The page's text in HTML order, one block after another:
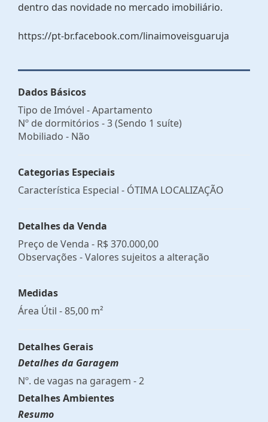
dentro das novidade no mercado imobiliário.
https://pt-br.facebook.com/linaimoveisguaruja
Dados Básicos
Tipo de Imóvel - Apartamento
Nº de dormitórios - 3 (Sendo 1 suíte)
Mobiliado - Não
Categorias Especiais
Característica Especial - ÓTIMA LOCALIZAÇÃO
Detalhes da Venda
Preço de Venda - R$ 370.000,00
Observações - Valores sujeitos a alteração
Medidas
Área Útil - 85,00 m²
Detalhes Gerais
Detalhes da Garagem
Nº. de vagas na garagem - 2
Detalhes Ambientes
Resumo